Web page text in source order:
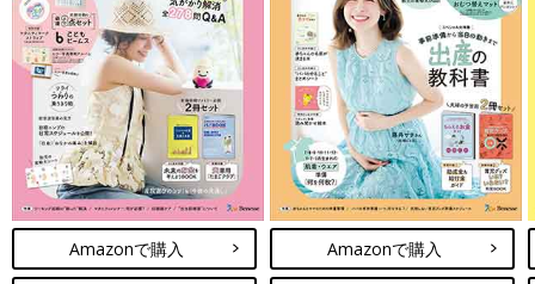
Amazonで購入 Amazonで購入